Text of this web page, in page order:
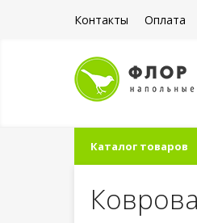
Контакты Оплата
Каталог товаров